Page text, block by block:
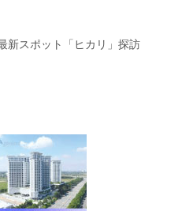
新スポット「ヒカリ」探訪